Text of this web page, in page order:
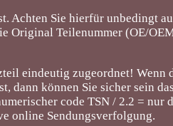
Achten Sie hierfür unbedingt
Original Teilenummer (OE/
eindeutig zugeordnet! Wenn
dann können Sie sicher sein das
code TSN / 2.2 = nur
online Sendungsverfolgung.